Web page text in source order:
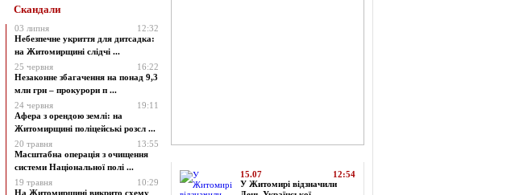
Скандали
03 липня
12:32
Небезпечне укриття для дитсадка:
на Житомирщині слідчі ...
25 червня
16:22
Незаконне збагачення на понад 9,3
млн грн – прокурори п ...
24 червня
19:11
Афера з орендою землі: на
Житомирщині поліцейські розсл ...
20 травня
13:55
Масштабна операція з очищення
системи Національної полі ...
19 травня
10:29
На Житомирщині викрито схему
15.07
12:54
У Житомирі відзначили